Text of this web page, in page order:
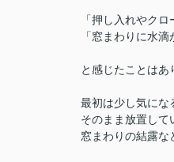
「押し入れやク
「窓まわりに水滴
と感じたことはあ
最初は少し気にな
そのまま放置して
窓まわりの結露な